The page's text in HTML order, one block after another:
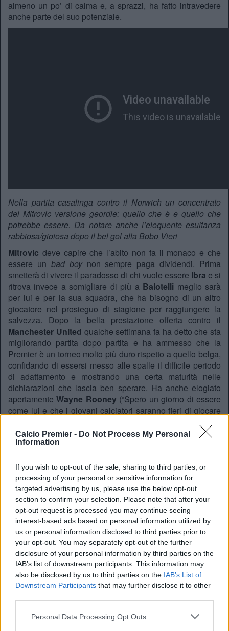
Calcio Premier - Do Not Process My Personal
Information
If you wish to opt-out of the sale, sharing to third parties, or
processing of your personal or sensitive information for
targeted advertising by us, please use the below opt-out
section to confirm your selection. Please note that after your
opt-out request is processed you may continue seeing
interest-based ads based on personal information utilized by
us or personal information disclosed to third parties prior to
your opt-out. You may separately opt-out of the further
disclosure of your personal information by third parties on the
IAB’s list of downstream participants. This information may
also be disclosed by us to third parties on the IAB’s List of
Downstream Participants that may further disclose it to other
Personal Data Processing Opt Outs
almeno un po’ di calma e, a sprazzi, ha fatto intravedere
anche parte del suo potenziale.
Nella partita casalinga contro il Norwich un concentrato
del Mitrovic versione geordie: quello che è e quello che
potrebbe essere. Da notare anche l’eloquente esultanza
rabbiosa/gioiosa dopo il bel gol alla Bobo Vieri
Mitrovic deve capire che l’abito non fa il monaco e che
essere un bad boynon sempre paga dividendi. Prima
smetterà di vivere il paradosso di chi vuole essere Ibra e si
ritrova invece a somigliare di più a Balotelli meglio sarà
per lui e per la sua squadra, che ha bisogno di un altro
giocatore nel prosieguo di stagione per raggiungere la
salvezza. Dopo la bella prestazione offerta contro il
Manchester United qualche settimana fa ha detto che sta
migliorando partita dopo partita e ha ammesso che la
Premier è un torneo molto più duro rispetto a quello belga,
confidando di essersi messo alle spalle il difficile periodo
di adattamento e mostrando una certa maturità nelle
dichiarazioni che lascia ben sperare. Ha anche elogiato
apertamente Wayne Rooney(“Spero un giorno di essere
come lui e che i giovani calciatori saranno fieri di giocare
quantomeno a livello di modelli da seguire.
“Dopo di loro (Messi e Ronaldo ndr) non vedo
nessuno migliore diHazard. E’ un ragazzo di 24
anni che gioca in un paese dove non c’è la cultura
del miglior giocatore del mondo. Se fosse stato in un
altro paese, lo avrebbero collocato tra i migliori con
RonaldoeMessi.”
Parole e musica diJose Mourinho. E non risalenti a
epoche fa, ma solo a maggio scorso. OggiMourinho
è più l’allenatore delChelseaeHazard non è piùHazard
Il folletto belga è in preda a una crisi d’identità per la quale
scorso – MVP della stagione – doveva essere il trampolino